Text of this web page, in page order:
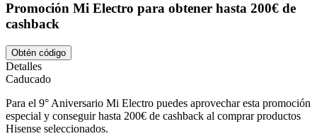
Promoción Mi Electro para obtener hasta 200€ de
cashback
Obtén código
Detalles
Caducado
Para el 9° Aniversario Mi Electro puedes aprovechar esta promoción
especial y conseguir hasta 200€ de cashback al comprar productos
Hisense seleccionados.